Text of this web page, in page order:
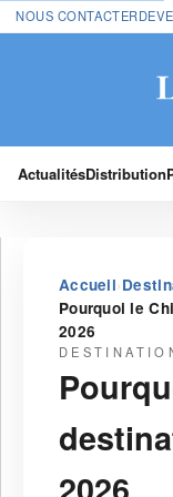
NOUS CONTACTER
ActualitésDistribution
Accueil›
Pourquoi le
2026